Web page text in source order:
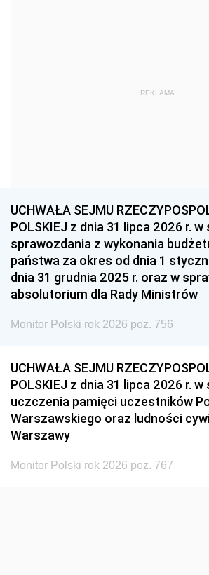
1968
1954 1953
1951 1950
1948 1947
1939 1938
REKLAMA
UCHWAŁA SEJMU
POLSKIEJ z dnia 31 lipca 2026 r.
sprawozdania z wykonania
państwa za okres od dnia 1
dnia 31 grudnia 2025 r. oraz w
absolutorium dla Rady Ministrów
Monitor Polski rok 2026 poz. 756
UCHWAŁA SEJMU
POLSKIEJ z dnia 31 lipca 2026 r.
uczczenia pamięci uczestników
Warszawskiego oraz ludności
Warszawy
Monitor Polski rok 2026 poz. 767